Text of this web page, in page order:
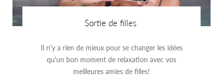
Sortie de filles
Il n'y a rien de mieux pour se changer les idées
qu'un bon moment de relaxation avec vos
meilleures amies de filles!